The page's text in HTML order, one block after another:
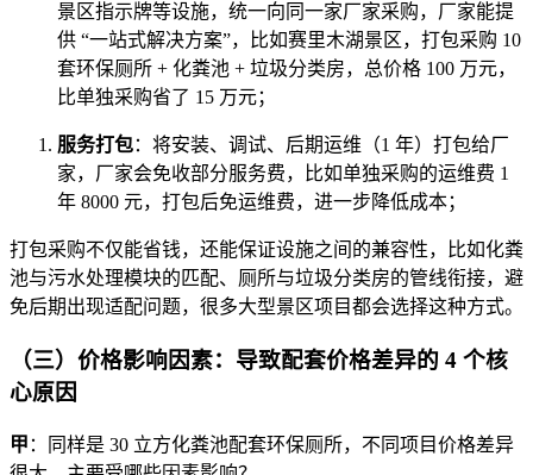
景区指示牌等设施，统一向同一家厂家采购，厂家能提
供 “一站式解决方案”，比如赛里木湖景区，打包采购 10
套环保厕所 + 化粪池 + 垃圾分类房，总价格 100 万元，
比单独采购省了 15 万元；
服务打包：将安装、调试、后期运维（1 年）打包给厂
家，厂家会免收部分服务费，比如单独采购的运维费 1
年 8000 元，打包后免运维费，进一步降低成本；
打包采购不仅能省钱，还能保证设施之间的兼容性，比如化粪
池与污水处理模块的匹配、厕所与垃圾分类房的管线衔接，避
免后期出现适配问题，很多大型景区项目都会选择这种方式。
（三）价格影响因素：导致配套价格差异的 4 个核
心原因
甲 ：同样是 30 立方化粪池配套环保厕所，不同项目价格差异